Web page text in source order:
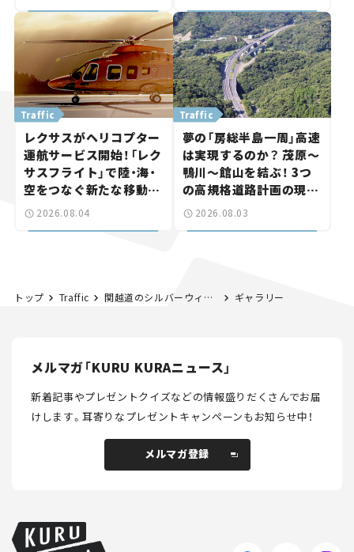
道路計画】
レクサスがヘリコプター
運航サービス開始！「レク
サスフライト」で陸・海・
空をつなぐ新たな移動体
験とは
Traffic
2026.08.04
夢の「房総半島一周」高速
は実現するのか？ 茂原～
鴨川～館山を結ぶ！ 3つ
の高規格道路計画の現
状。「館山鴨川道路」で検
Traffic
2026.08.03
トップ Traffic 関越道のシルバーウィークは高坂SA付近（上り）で最大30kmの渋滞！【秋の連休 渋滞予測2023】 ギャラリー
メルマガ「KURU KURAニュース」
新着記事やプレゼントクイズなどの情報盛りだくさんでお届
けします。耳寄りなプレゼントキャンペーンもお知らせ中！
メルマガ登録